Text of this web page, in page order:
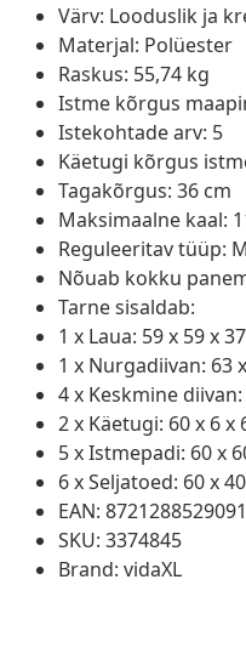
Värv: Looduslik ja
Materjal: Polüester
Raskus: 55,74 kg
Istme kõrgus
Istekohtade arv: 5
Käetugi kõrgus
Tagakõrgus: 36 cm
Maksimaalne kaal:
Reguleeritav tüüp:
Nõuab kokku
Tarne sisaldab:
1 x Laua: 59 x 59 x
1 x Nurgadiivan: 63
4 x Keskmine diivan:
2 x Käetugi: 60 x 6 x
5 x Istmepadi: 60 x
6 x Seljatoed: 60 x
EAN: 8721288529091
SKU: 3374845
Brand: vidaXL